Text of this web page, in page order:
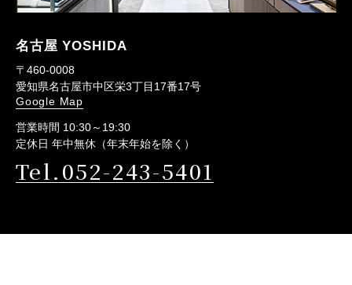
名古屋 YOSHIDA
〒460-0008
愛知県名古屋市中区栄3丁目17番17号
Google Map
営業時間 10:30～19:30
定休日 年中無休（年末年始を除く）
Tel.052-243-5401